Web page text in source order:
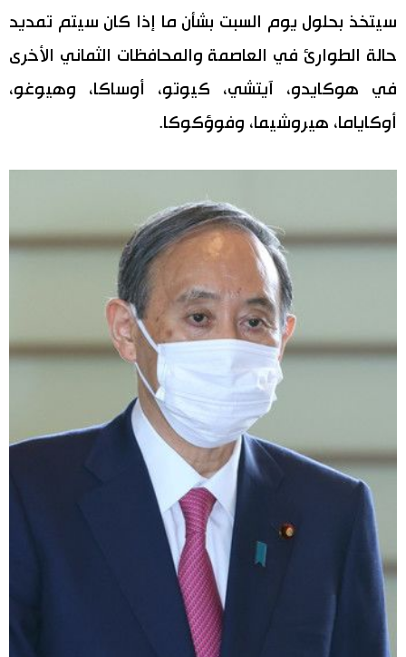
لايف ستايل
طوكيو
سيتخذ بحلول يوم السبت بشأن ما إذا كان سيتم تمديد
حالة الطوارئ في العاصمة والمحافظات الثماني الأخرى
في هوكايدو، آيتشي، كيوتو، أوساكا، وهيوغو،
أوكاياما، هيروشيما، وفوؤكوكا.